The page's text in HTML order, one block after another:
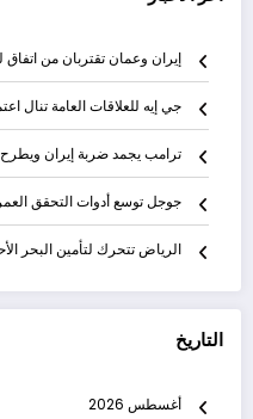
إيران وعمان تقتربان من اتفاق
جي إيه للعلاقات العامة تنال
ترامب يجمد ضربة إيران
جوجل توسع أدوات التحقق
الرياض تتحرك لتأمين البحر
التاريخ
أغسطس 2026